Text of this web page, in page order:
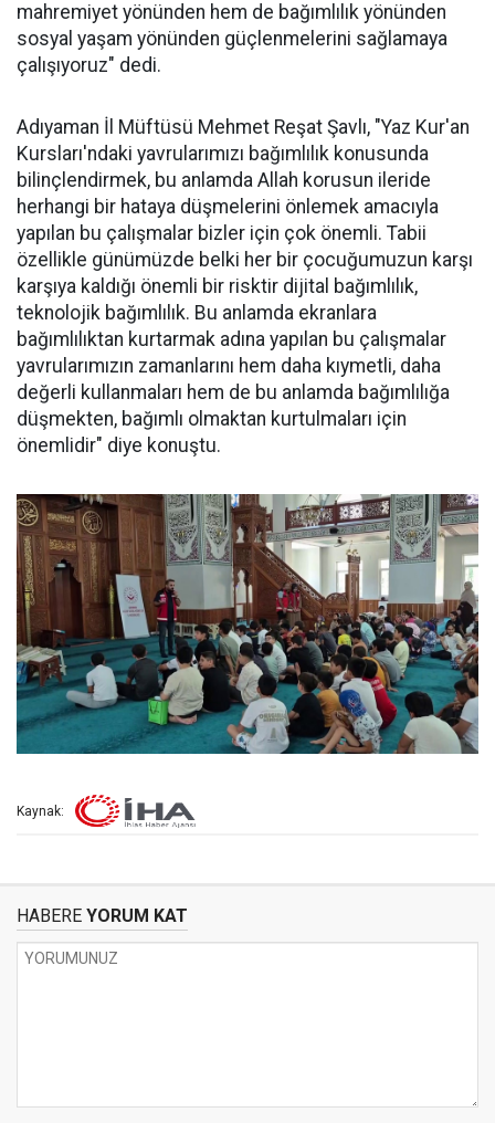
mahremiyet yönünden hem de bağımlılık yönünden
sosyal yaşam yönünden güçlenmelerini sağlamaya
çalışıyoruz" dedi.
Adıyaman İl Müftüsü Mehmet Reşat Şavlı, "Yaz Kur'an
Kursları'ndaki yavrularımızı bağımlılık konusunda
bilinçlendirmek, bu anlamda Allah korusun ileride
herhangi bir hataya düşmelerini önlemek amacıyla
yapılan bu çalışmalar bizler için çok önemli. Tabii
özellikle günümüzde belki her bir çocuğumuzun karşı
karşıya kaldığı önemli bir risktir dijital bağımlılık,
teknolojik bağımlılık. Bu anlamda ekranlara
bağımlılıktan kurtarmak adına yapılan bu çalışmalar
yavrularımızın zamanlarını hem daha kıymetli, daha
değerli kullanmaları hem de bu anlamda bağımlılığa
düşmekten, bağımlı olmaktan kurtulmaları için
önemlidir" diye konuştu.
Kaynak:
HABERE YORUM KAT